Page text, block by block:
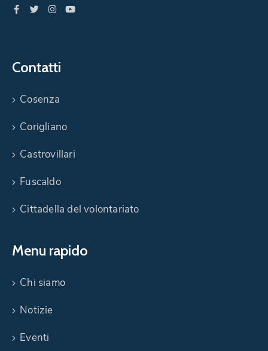
Contatti
Cosenza
Corigliano
Castrovillari
Fuscaldo
Cittadella del volontariato
Menu rapido
Chi siamo
Notizie
Eventi